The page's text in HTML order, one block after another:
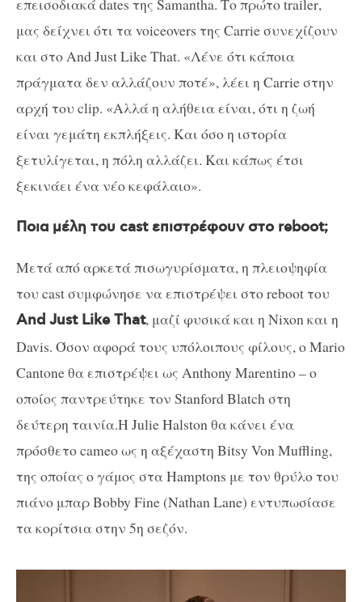
επεισοδιακάdates της Samantha. Το πρώτοtrailer,
μας δείχνει ότι ταvoiceovers της Carrieσυνεχίζουν
και στο And Just Like That. «Λένε ότι κάποια
πράγματα δεν αλλάζουν ποτέ», λέει η Carrieστην
αρχή του clip. «Αλλά η αλήθεια είναι, ότι η ζωή
είναι γεμάτη εκπλήξεις. Και όσο η ιστορία
ξετυλίγεται, η πόλη αλλάζει. Και κάπως έτσι
ξεκινάει ένα νέο κεφάλαιο».
Ποια μέλη του castεπιστρέφουν στο reboot;
Μετά από αρκετά πισωγυρίσματα, η πλειοψηφία
του castσυμφώνησε να επιστρέψει στοrebootτου
And Just Like That, μαζί φυσικά και η Nixonκαι η
Davis. Όσον αφορά τους υπόλοιπους φίλους, ο Mario
Cantone θα επιστρέψει ως Anthony Marentino – ο
οποίος παντρεύτηκε τον Stanford Blatch στη
δεύτερη ταινία.Η JulieHalstonθα κάνει ένα
πρόσθετοcameoως η αξέχαστη Bitsy Von Muffling,
της οποίας ο γάμος στα Hamptons με τον θρύλο του
πιάνο μπαρ Bobby Fine (Nathan Lane) εντυπωσίασε
τα κορίτσια στην 5η σεζόν.